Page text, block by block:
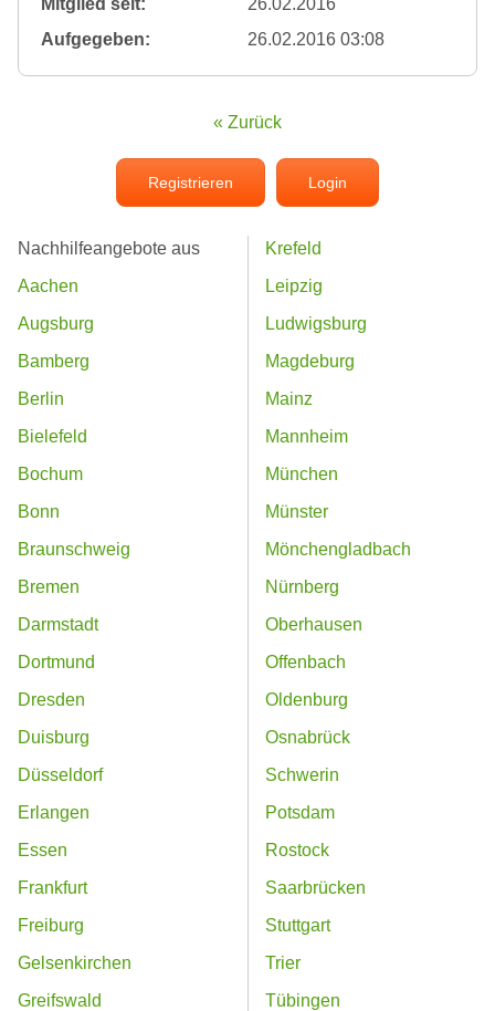
Aufgegeben:
26.02.2016 03:08
« Zurück
Registrieren Login
Nachhilfeangebote aus
Aachen
Augsburg
Bamberg
Berlin
Bielefeld
Bochum
Bonn
Braunschweig
Bremen
Darmstadt
Dortmund
Dresden
Duisburg
Düsseldorf
Erlangen
Essen
Frankfurt
Freiburg
Gelsenkirchen
Greifswald
Krefeld
Leipzig
Ludwigsburg
Magdeburg
Mainz
Mannheim
München
Münster
Mönchengladbach
Nürnberg
Oberhausen
Offenbach
Oldenburg
Osnabrück
Schwerin
Potsdam
Rostock
Saarbrücken
Stuttgart
Trier
Tübingen